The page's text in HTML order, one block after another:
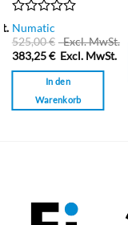
Bewertet
mit
0
von
5
Numatic
525,00€
Excl. MwSt.
383,25€ Excl. MwSt.
In den
Warenkorb